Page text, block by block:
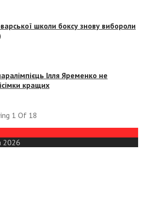
школи боксу знову вибороли
Ілля Яременко не
кращих
1 Of 18
2026